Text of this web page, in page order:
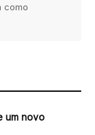
como
um novo